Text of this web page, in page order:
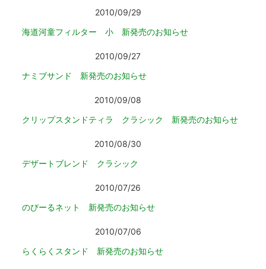
2010/09/29
海道河童フィルター 小 新発売のお知らせ
2010/09/27
ナミブサンド 新発売のお知らせ
2010/09/08
クリップスタンドティラ クラシック 新発売のお知らせ
2010/08/30
デザートブレンド クラシック
2010/07/26
のびーるネット 新発売のお知らせ
2010/07/06
らくらくスタンド 新発売のお知らせ